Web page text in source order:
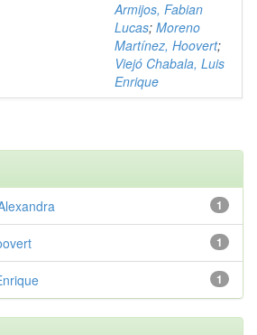
Armijos, Fabian
Lucas; Moreno
Martínez, Hoovert;
Viejó Chabala, Luis
Enrique
1
1
1